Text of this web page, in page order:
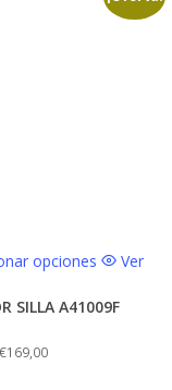
opciones
producto
tiene
Ver
SILLA A41009F
€169,00